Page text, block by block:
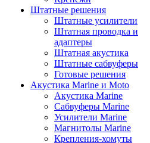
Штатные решения
Штатные усилители
Штатная проводка и
адаптеры
Штатная акустика
Штатные сабвуферы
Готовые решения
Акустика Marine и Moto
Акустика Marine
Сабвуферы Marine
Усилители Marine
Магнитолы Marine
Крепления-хомуты